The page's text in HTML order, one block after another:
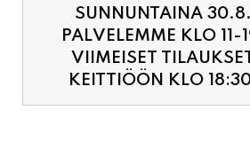
KEITTIÖÖN KLO 18:30.